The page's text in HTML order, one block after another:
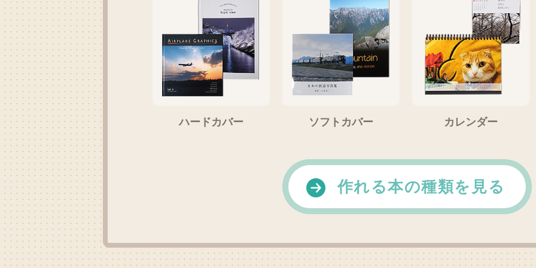
ハードカバー ソフトカバー カレンダー
作れる本の種類を見る